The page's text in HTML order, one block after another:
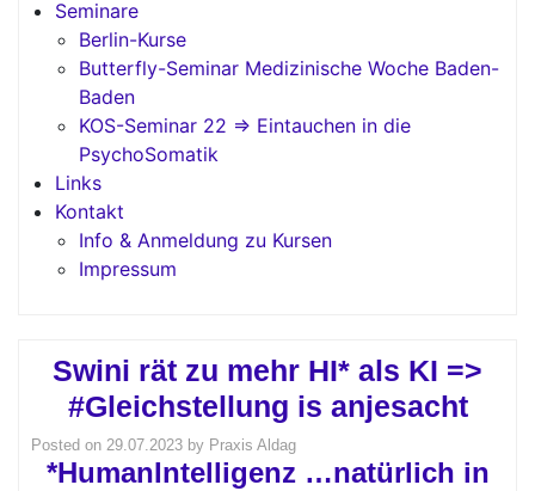
Seminare
Berlin-Kurse
Butterfly-Seminar Medizinische Woche Baden-
Baden
KOS-Seminar 22 => Eintauchen in die
PsychoSomatik
Links
Kontakt
Info & Anmeldung zu Kursen
Impressum
Swini rät zu mehr HI* als KI =>
#Gleichstellung is anjesacht
Posted on 29.07.2023 by Praxis Aldag
*HumanIntelligenz …natürlich in